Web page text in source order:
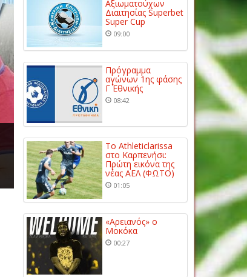
Αξιωματούχων
Διαιτησίας Superbet
Super Cup
09:00
Πρόγραμμα
αγώνων 1ης φάσης
Γ΄ Εθνικής
08:42
Το Athleticlarissa
στο Καρπενήσι:
Πρώτη εικόνα της
νέας ΑΕΛ (ΦΩΤΟ)
01:05
«Αρειανός» ο
Μοκόκα
00:27